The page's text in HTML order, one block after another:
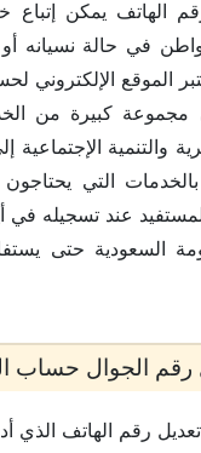
الهاتف يمكن إتباع
في حالة نسيانه
الموقع الإلكتروني
كبيرة من
والتنمية الإجتماعية
التي يحتاجون
عند تسجيله في
السعودية حتى
الجوال حساب
رقم الهاتف الذي